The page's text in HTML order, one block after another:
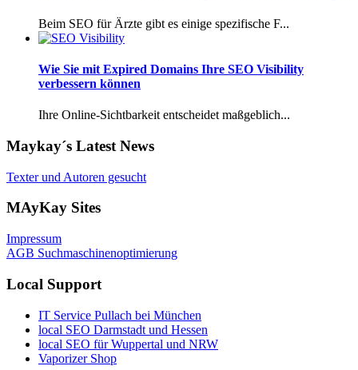
Beim SEO für Ärzte gibt es einige spezifische F...
Wie Sie mit Expired Domains Ihre SEO Visibility
verbessern können
Ihre Online-Sichtbarkeit entscheidet maßgeblich...
Maykay´s Latest News
Texter und Autoren gesucht
MAyKay Sites
Impressum
AGB Suchmaschinenoptimierung
Local Support
IT Service Pullach bei München
local SEO Darmstadt und Hessen
local SEO für Wuppertal und NRW
Vaporizer Shop